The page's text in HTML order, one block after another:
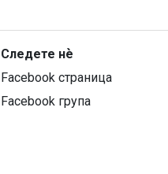
Следете нѐ
Facebook страница
Facebook група